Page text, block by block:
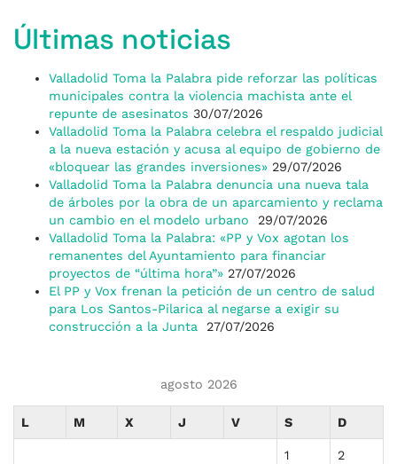
Últimas noticias
Valladolid Toma la Palabra pide reforzar las políticas
municipales contra la violencia machista ante el
repunte de asesinatos 30/07/2026
Valladolid Toma la Palabra celebra el respaldo judicial
a la nueva estación y acusa al equipo de gobierno de
«bloquear las grandes inversiones» 29/07/2026
Valladolid Toma la Palabra denuncia una nueva tala
de árboles por la obra de un aparcamiento y reclama
un cambio en el modelo urbano
29/07/2026
Valladolid Toma la Palabra: «PP y Vox agotan los
remanentes del Ayuntamiento para financiar
proyectos de “última hora”» 27/07/2026
El PP y Vox frenan la petición de un centro de salud
para Los Santos-Pilarica al negarse a exigir su
construcción a la Junta
27/07/2026
agosto 2026
L M X J V S D
1 2